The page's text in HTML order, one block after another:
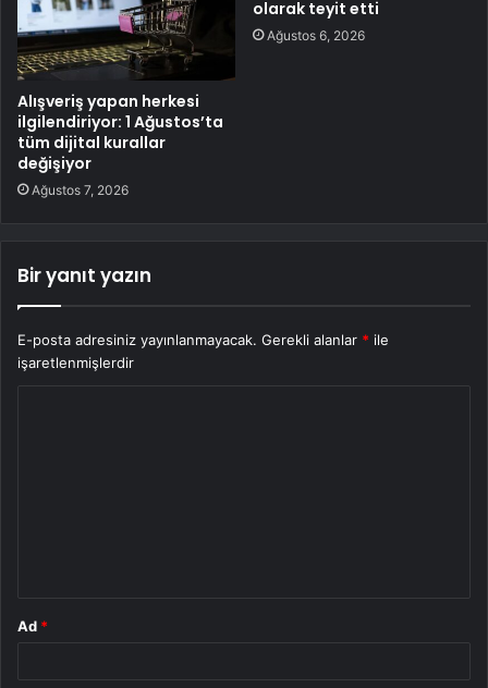
Alışveriş yapan herkesi
ilgilendiriyor: 1 Ağustos’ta
tüm dijital kurallar
değişiyor
Ağustos 7, 2026
olarak teyit etti
Ağustos 6, 2026
Bir yanıt yazın
E-posta adresiniz yayınlanmayacak. Gerekli alanlar * ile
işaretlenmişlerdir
Ad *